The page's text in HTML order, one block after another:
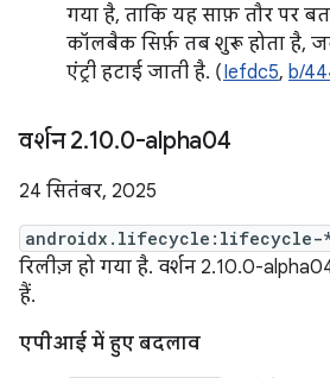
गया है, ताकि यह साफ़ तौर पर
कॉलबैक सिर्फ़ तब शुरू होता है,
एंट्री हटाई जाती है. (Iefdc5, b/
वर्शन 2.10.0-alpha04
24 सितंबर, 2025
androidx.lifecycle:lifecycle-
रिलीज़ हो गया है. वर्शन 2.10.0-
हैं.
एपीआई में हुए बदलाव